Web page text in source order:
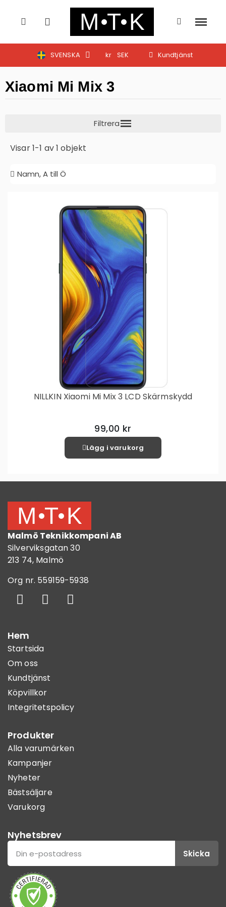
SVENSKA kr SEK Kundtjänst
Xiaomi Mi Mix 3
Visar 1-1 av 1 objekt
NILLKIN Xiaomi Mi Mix 3 LCD Skärmskydd
99,00 kr
Lägg i varukorg
Malmö Teknikkompani AB
Silverviksgatan 30
213 74, Malmö
Org nr. 559159-5938
Hem
Startsida
Om oss
Kundtjänst
Köpvillkor
Integritetspolicy
Produkter
Alla varumärken
Kampanjer
Nyheter
Bästsäljare
Varukorg
Nyhetsbrev
Skicka